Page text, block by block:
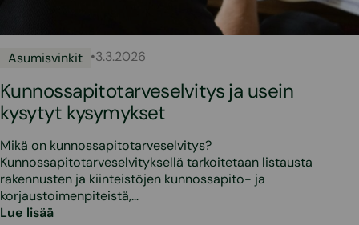
Asumisvinkit •3.3.2026
Kunnossapitotarveselvitys ja usein
kysytyt kysymykset
Mikä on kunnossapitotarveselvitys?
Kunnossapitotarveselvityksellä tarkoitetaan listausta
rakennusten ja kiinteistöjen kunnossapito- ja
korjaustoimenpiteistä,…
Lue lisää